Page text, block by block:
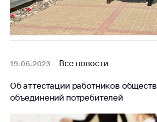
регулирования
Биржевая торговля
Республике
Защита
данных
19.06.2023 Все новости
Об аттестации работников
объединений потребителей